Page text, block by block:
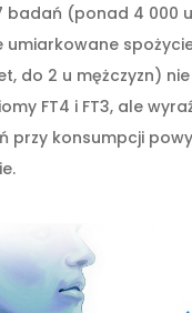
badań (ponad 4 000
umiarkowane
do 2 u mężczyzn) nie
FT4 i FT3, ale
przy konsumpcji